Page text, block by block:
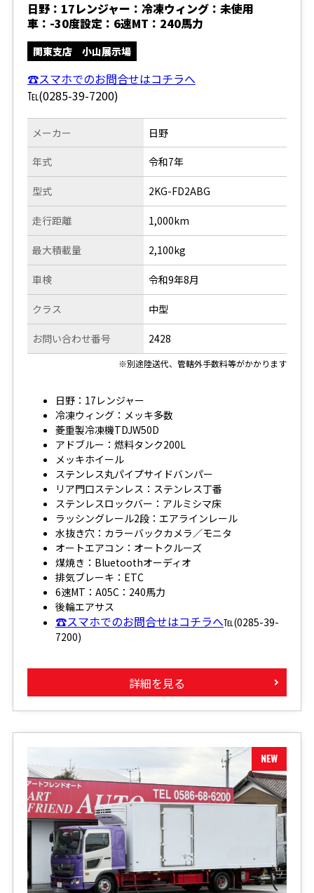
日野：17レンジャー：冷凍ウィング：未使用
車：-30度設定：6速MT：240馬力
関東支店 小山展示場
☎スマホでのお問合せはコチラへ
℡(0285-39-7200)
メーカー
年式
型式
走行距離
日野
令和7年
2KG-FD2ABG
1,000km
最大積載量
車検
クラス
お問い合わせ番号
2,100kg
令和9年8月
中型
2428
※別途陸送代、管轄外手数料等がかかります
日野：17レンジャー
冷凍ウィング：メッキ多数
菱重製冷凍機TDJW50D
アドブルー：燃料タンク200L
メッキホイール
ステンレス丸パイプサイドバンパー
リア門口ステンレス：ステンレス丁番
ステンレスロックバー：アルミシマ床
ラッシングレール2段：エアラインレール
水抜き穴：カラーバックカメラ／モニタ
オートエアコン：オートクルーズ
煤焼き：Bluetoothオーディオ
排気ブレーキ：ETC
6速MT：A05C：240馬力
後輪エアサス
☎スマホでのお問合せはコチラへ℡(0285-39-
7200)
詳細を見る